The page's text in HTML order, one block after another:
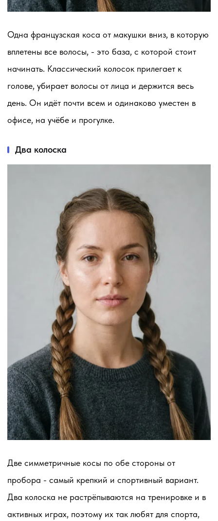
Одна французская коса от макушки вниз, в которую
вплетены все волосы, - это база, с которой стоит
начинать. Классический колосок прилегает к
голове, убирает волосы от лица и держится весь
день. Он идёт почти всем и одинаково уместен в
офисе, на учёбе и прогулке.
Два колоска
Две симметричные косы по обе стороны от
пробора - самый крепкий и спортивный вариант.
Два колоска не растрёпываются на тренировке и в
активных играх, поэтому их так любят для спорта,